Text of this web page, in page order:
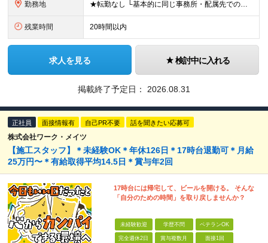
勤務地 ★転勤なし └基本的に同じ事務所・配属先での勤務となります！（本人希望の場合を除く） 東京23区内を中心としたお客様先での勤務 ※(変更の範囲)上記を除く当社関連勤務地 【本社住所】 東京都中央区
残業時間 20時間以内
求人を見る 検討中に入れる
掲載終了予定日： 2026.08.31
正社員 面接情報有 自己PR不要 話を聞きたい応募可
株式会社ワーク・メイツ
【施工スタッフ】＊未経験OK＊年休126日＊17時台退勤可＊月給
25万円〜＊有給取得平均14.5日＊賞与年2回
17時台には帰宅して、ビールを開ける。 そんな
「自分のための時間」を取り戻しませんか？
未経験歓迎 学歴不問 ベテランOK
完全週休2日 賞与複数月 面接1回